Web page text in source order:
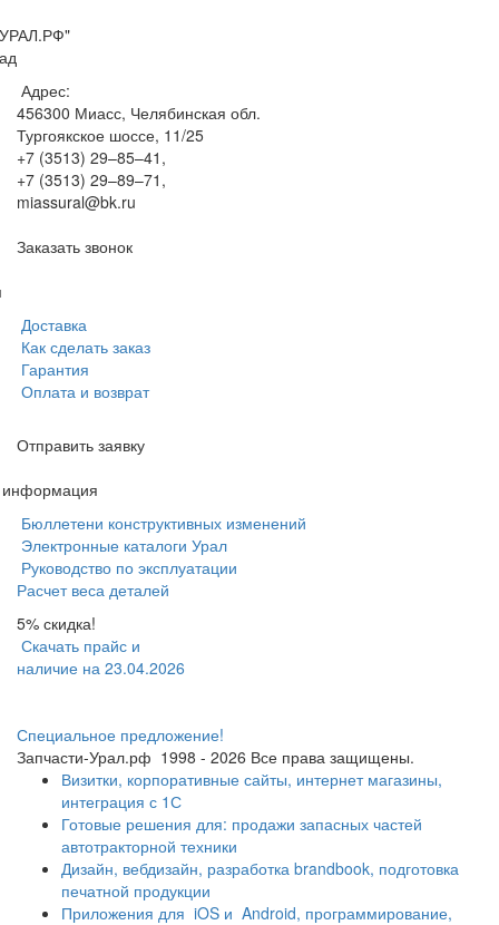
Адрес:
456300 Миасс, Челябинская обл.
Тургоякское шоссе, 11/25
+7 (3513) 29–85–41 ,
+7 (3513) 29–89–71 ,
miassural@bk.ru
Заказать звонок
Доставка
Как сделать заказ
Гарантия
Оплата и возврат
Отправить заявку
информация
Бюллетени конструктивных изменений
Электронные каталоги Урал
Руководство по эксплуатации
Расчет веса деталей
5% скидка!
Скачать прайс и
наличие на 23.04.2026
Специальное предложение!
Запчасти-Урал.рф 1998 - 2026 Все права защищены.
Визитки, корпоративные сайты, интернет магазины,
интеграция с 1С
Готовые решения для: продажи запасных частей
автотракторной техники
Дизайн, вебдизайн, разработка brandbook, подготовка
печатной продукции
Приложения для iOS и Android, программирование,